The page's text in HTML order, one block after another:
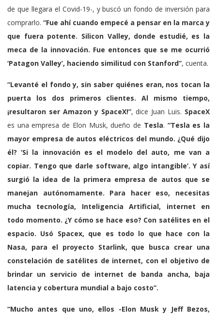
de que llegara el Covid-19-, y buscó un fondo de inversión para
comprarlo. “Fue ahí cuando empecé a pensar en la marca y
que fuera potente. Silicon Valley, donde estudié, es la
meca de la innovación. Fue entonces que se me ocurrió
‘Patagon Valley’, haciendo similitud con Stanford”, cuenta.
“Levanté el fondo y, sin saber quiénes eran, nos tocan la
puerta los dos primeros clientes. Al mismo tiempo,
¡resultaron ser Amazony SpaceX!”, dice Juan Luis. SpaceX
es una empresa de Elon Musk, dueño de Tesla. “Tesla es la
mayor empresa de autos eléctricos del mundo. ¿Qué dijo
él? ‘Si la innovación es el modelo del auto, me van a
copiar. Tengo que darle software, algo intangible’. Y así
surgió la idea de la primera empresa de autos que se
manejan autónomamente. Para hacer eso, necesitas
mucha tecnología, Inteligencia Artificial, internet en
todo momento. ¿Y cómo se hace eso? Con satélites en el
espacio. Usó Spacex, que es todo lo que hace con la
Nasa, para el proyecto Starlink, que busca crear una
constelación de satélites de internet, con el objetivo de
brindar un servicio de internet de banda ancha, baja
latencia y cobertura mundial a bajo costo”.
“Mucho antes que uno, ellos -Elon Musk y Jeff Bezos,